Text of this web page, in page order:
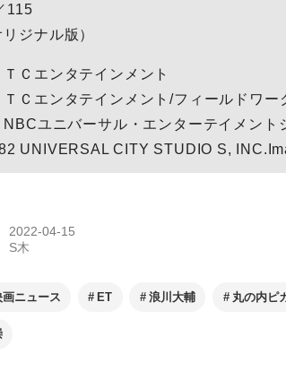
115
ジナル版）
ＴＣエンタテインメント
ＴＣエンタテインメント/フィールドワー
NBCユニバーサル・エンターテイメント
UNIVERSAL CITY STUDIO S,
2022-04-15
S木
ニュース ET 浪川大輔 丸の内ピ